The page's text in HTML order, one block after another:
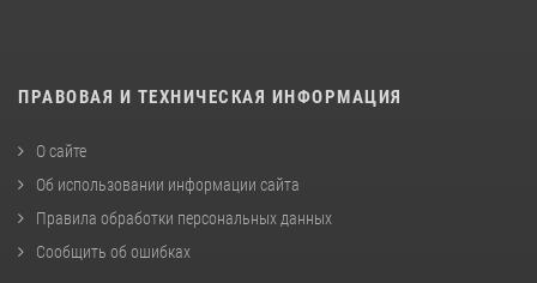
ПРАВОВАЯ И ТЕХНИЧЕСКАЯ ИНФОРМАЦИЯ
О сайте
Об использовании информации сайта
Правила обработки персональных данных
Сообщить об ошибках